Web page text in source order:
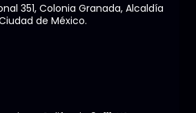
351, Colonia Granada, Alcaldía
de México.